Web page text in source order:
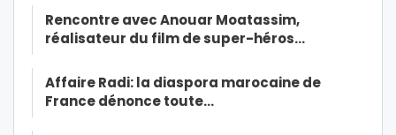
Rencontre avec Anouar Moatassim,
réalisateur du film de super-héros…
Affaire Radi: la diaspora marocaine de
France dénonce toute…